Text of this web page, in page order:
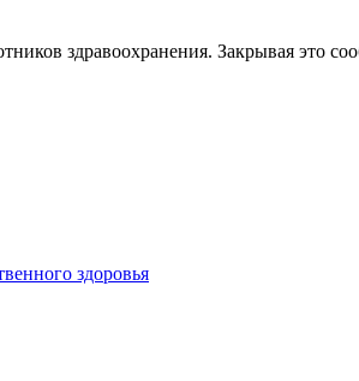
здравоохранения. Закрывая
здоровья